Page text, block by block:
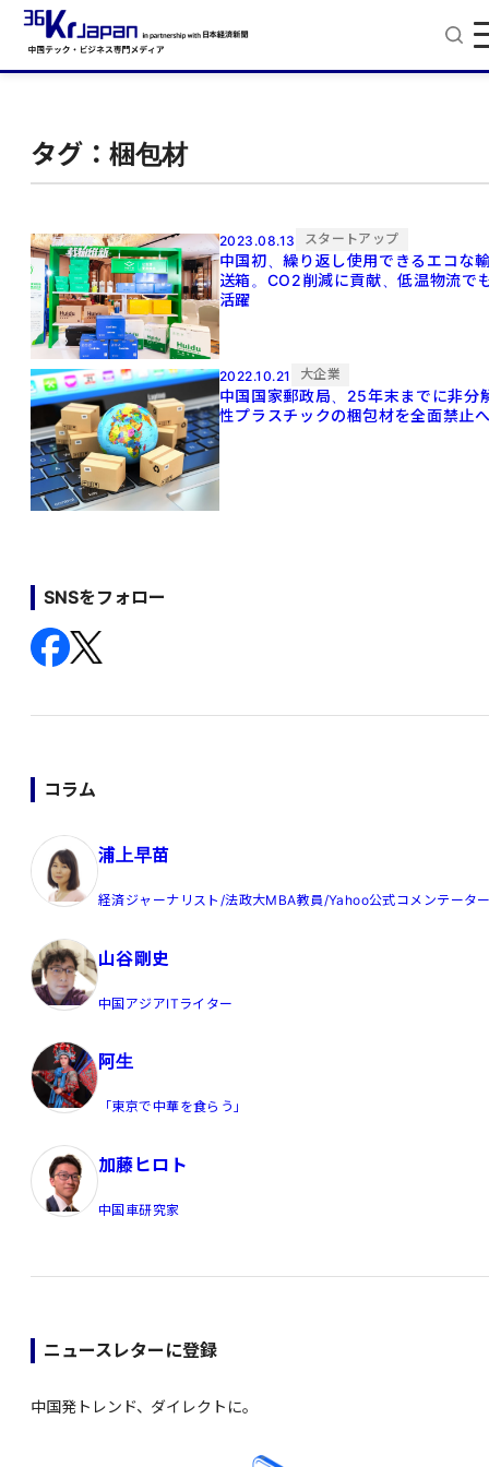
タグ：梱包材
2023.08.13 スタートアップ
中国初、繰り返し使用できるエコな
送箱。CO2削減に貢献、低温物流で
活躍
2022.10.21 大企業
中国国家郵政局、25年末までに非分
性プラスチックの梱包材を全面禁止
SNSをフォロー
コラム
浦上早苗
経済ジャーナリスト/法政大MBA教員/Yahoo公式コメンテータ
山谷剛史
中国アジアITライター
阿生
「東京で中華を食らう」
加藤ヒロト
中国車研究家
ニュースレターに登録
中国発トレンド、ダイレクトに。